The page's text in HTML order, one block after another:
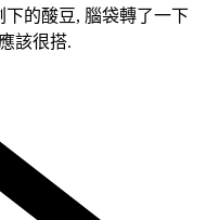
的酸豆, 腦袋轉了一下
該很搭.